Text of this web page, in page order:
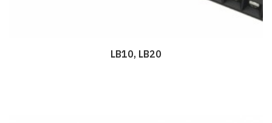
LB10, LB20